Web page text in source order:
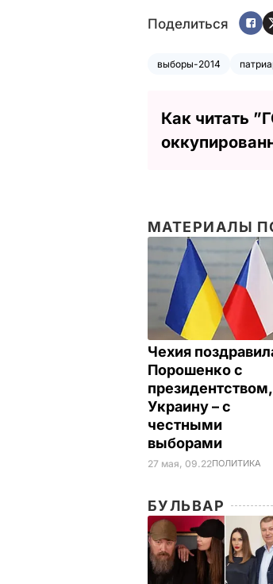
Поделиться
выборы-2014
Как читать
МАТЕРИАЛЫ
Чехия
Порошенко с
Украину – с
честными
выборами
27 мая, 09.22ПОЛИТИКА
БУЛЬВАР